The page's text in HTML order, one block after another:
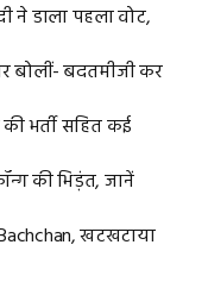
ने डाला पहला वोट,
बोलीं- बदतमीजी कर
की भर्ती सहित कई
की भिड़ंत, जानें
खटखटाया